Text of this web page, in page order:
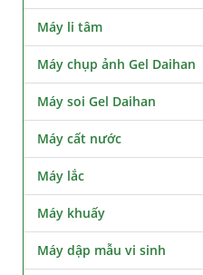
Máy li tâm
Máy chụp ảnh Gel Daihan
Máy soi Gel Daihan
Máy cất nước
Máy lắc
Máy khuấy
Máy dập mẫu vi sinh